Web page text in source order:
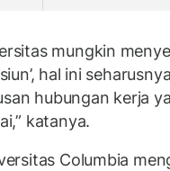
mungkin
hal ini
hubungan kerja
katanya.
Columbia